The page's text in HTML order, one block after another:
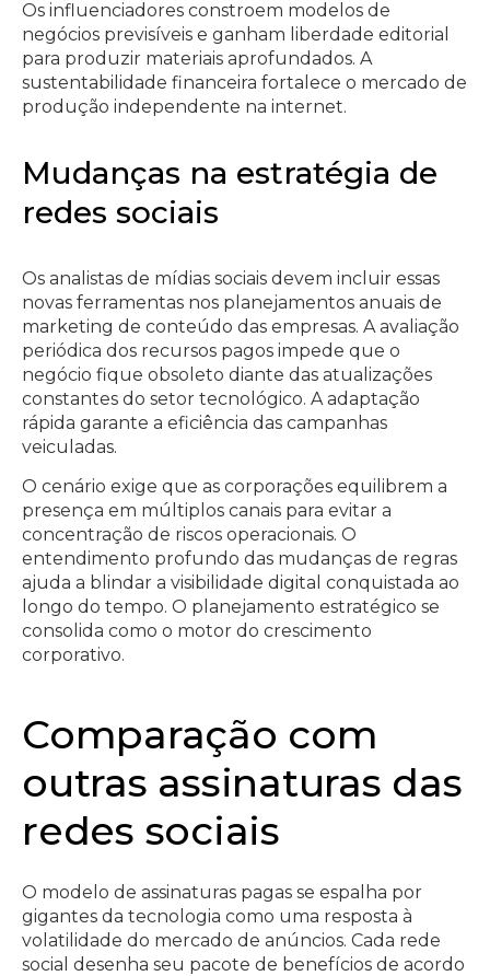
Os influenciadores constroem modelos de
negócios previsíveis e ganham liberdade editorial
para produzir materiais aprofundados. A
sustentabilidade financeira fortalece o mercado de
produção independente na internet.
Mudanças na estratégia de
redes sociais
Os analistas de mídias sociais devem incluir essas
novas ferramentas nos planejamentos anuais de
marketing de conteúdo das empresas. A avaliação
periódica dos recursos pagos impede que o
negócio fique obsoleto diante das atualizações
constantes do setor tecnológico. A adaptação
rápida garante a eficiência das campanhas
veiculadas.
O cenário exige que as corporações equilibrem a
presença em múltiplos canais para evitar a
concentração de riscos operacionais. O
entendimento profundo das mudanças de regras
ajuda a blindar a visibilidade digital conquistada ao
longo do tempo. O planejamento estratégico se
consolida como o motor do crescimento
corporativo.
Comparação com
outras assinaturas das
redes sociais
O modelo de assinaturas pagas se espalha por
gigantes da tecnologia como uma resposta à
volatilidade do mercado de anúncios. Cada rede
social desenha seu pacote de benefícios de acordo